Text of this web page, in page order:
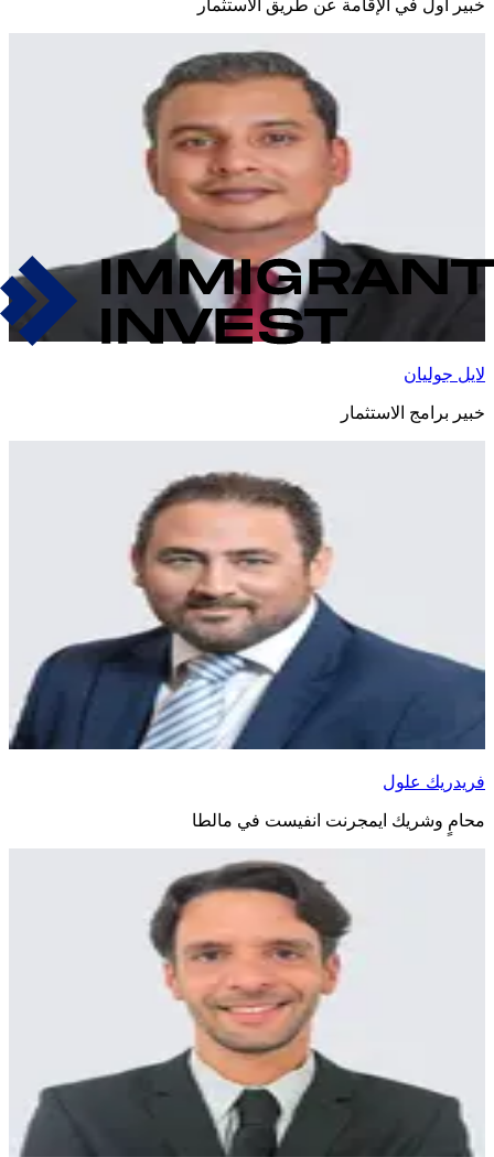
خبير أول في الإقامة عن طريق الاستثمار
لايل جوليان
خبير برامج الاستثمار
فريدريك علول
محامٍ وشريك ايمجرنت انفيست في مالطا